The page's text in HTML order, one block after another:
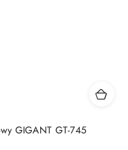
GIGANT GT-745